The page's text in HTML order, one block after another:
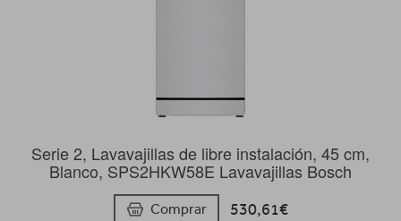
Serie 2, Lavavajillas de libre instalación, 45 cm,
Blanco, SPS2HKW58E Lavavajillas Bosch
Comprar 530,61€